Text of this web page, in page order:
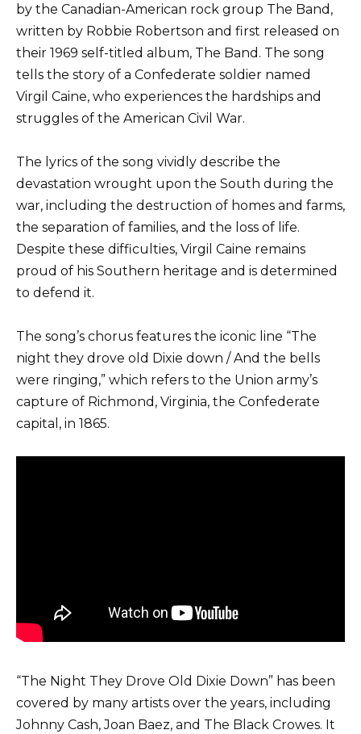
by the Canadian-American rock group The Band,
written by Robbie Robertson and first released on
their 1969 self-titled album, The Band. The song
tells the story of a Confederate soldier named
Virgil Caine, who experiences the hardships and
struggles of the American Civil War.
The lyrics of the song vividly describe the
devastation wrought upon the South during the
war, including the destruction of homes and farms,
the separation of families, and the loss of life.
Despite these difficulties, Virgil Caine remains
proud of his Southern heritage and is determined
to defend it.
The song’s chorus features the iconic line “The
night they drove old Dixie down / And the bells
were ringing,” which refers to the Union army’s
capture of Richmond, Virginia, the Confederate
capital, in 1865.
“The Night They Drove Old Dixie Down” has been
covered by many artists over the years, including
Johnny Cash, Joan Baez, and The Black Crowes. It